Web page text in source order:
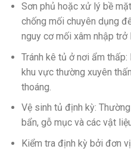
Sơn phủ hoặc xử lý bề
chống mối chuyên dụng
nguy cơ mối xâm nhập trở
Tránh kê tủ ở nơi ẩm
khu vực thường xuyên
thoáng.
Vệ sinh tủ định kỳ:
bẩn, gỗ mục và các vật
Kiểm tra định kỳ bởi đơn